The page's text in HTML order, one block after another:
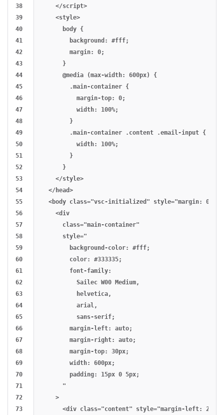
38
39
40
41
42
43
44
45
46
47
48
49
50
51
52
53
54
55
56
57
58
59
60
61
62
63
64
65
66
67
68
69
70
71
72
73
    </script>
    <style>
      body {
        background: #fff;
        margin: 0;
      }
      @media (max-width: 600px) {
        .main-container {
          margin-top: 0;
          width: 100%;
        }
        .main-container .content .email-input {
          width: 100%;
        }
      }
    </style>
  </head>
<body class="vsc-initialized" style="margin: 0"
    <div
      class="main-container"
      style="
        background-color: #fff;
        color: #333335;
        font-family:
          Sailec W00 Medium,
          helvetica,
          arial,
          sans-serif;
        margin-left: auto;
        margin-right: auto;
        margin-top: 30px;
        width: 600px;
        padding: 15px 0 5px;
      "
    >
<div class="content" style="margin-left: